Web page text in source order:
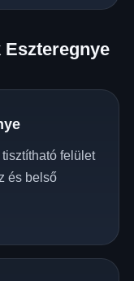
felület
és belső